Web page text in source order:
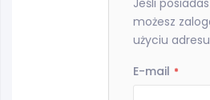
Jeśli
możesz
użyciu
E-mail